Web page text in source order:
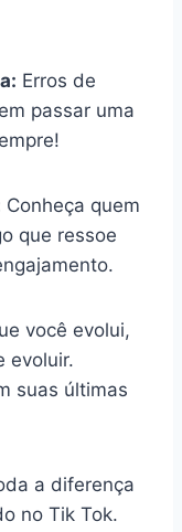
Erros de
passar uma
Conheça quem
que ressoe
você evolui,
evoluir.
suas últimas
a diferença
no Tik Tok.